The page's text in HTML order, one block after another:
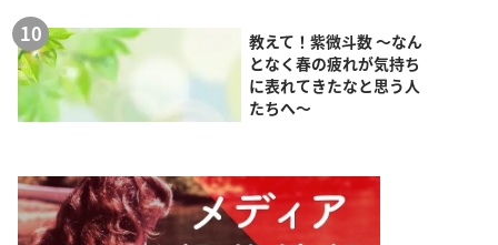
教えて！紫微斗数 ～なん
となく春の疲れが気持ち
に表れてきたなと思う人
たちへ～